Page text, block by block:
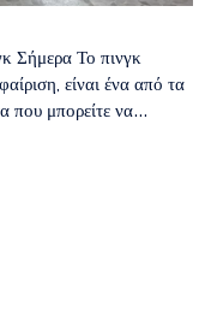
Σήμερα Το πινγκ
είναι ένα από τα
που μπορείτε να
υγεία και την ευεξία